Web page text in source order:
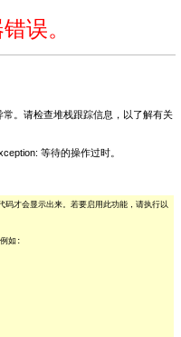
误。
。请检查堆栈跟踪信息，以了解有关
等待的操作过时。
码才会显示出来。若要启用此功能，请执行以
如: